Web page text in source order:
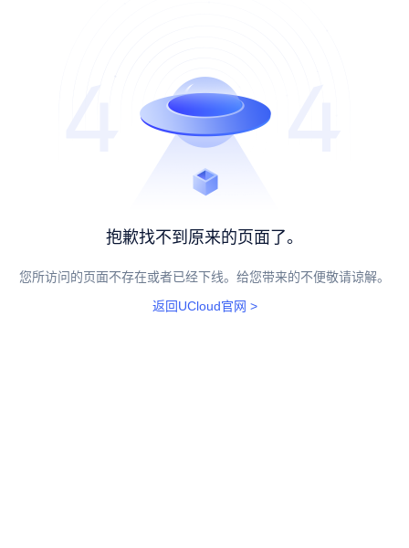
抱歉找不到原来的页面了。
您所访问的页面不存在或者已经下线。给您带来的不便敬请谅解。
返回UCloud官网 >